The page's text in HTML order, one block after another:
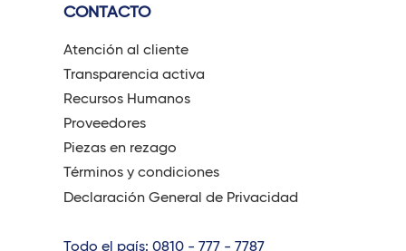
CONTACTO
Atención al cliente
Transparencia activa
Recursos Humanos
Proveedores
Piezas en rezago
Términos y condiciones
Declaración General de Privacidad
Todo el país: 0810 - 777 - 7787